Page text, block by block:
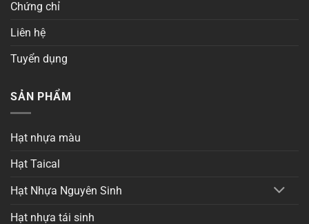
Chứng chỉ
Liên hệ
Tuyển dụng
SẢN PHẨM
Hạt nhựa màu
Hạt Taical
Hạt Nhựa Nguyên Sinh
Hạt nhựa tái sinh